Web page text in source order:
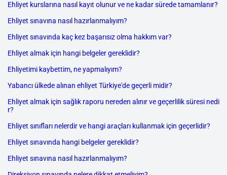
Ehliyet kurslarına nasıl kayıt olunur ve ne kadar sürede tamamlanır?
Ehliyet sınavına nasıl hazırlanmalıyım?
Ehliyet sınavında kaç kez başarısız olma hakkım var?
Ehliyet almak için hangi belgeler gereklidir?
Ehliyetimi kaybettim, ne yapmalıyım?
Yabancı ülkede alınan ehliyet Türkiye'de geçerli midir?
Ehliyet almak için sağlık raporu nereden alınır ve geçerlilik süresi nedi
r?
Ehliyet sınıfları nelerdir ve hangi araçları kullanmak için geçerlidir?
Ehliyet sınavında hangi belgeler gereklidir?
Ehliyet sınavına nasıl hazırlanmalıyım?